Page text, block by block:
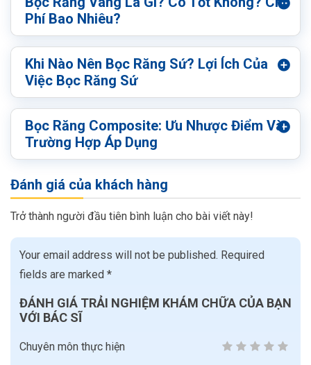
Phí Bao Nhiêu?
Khi Nào Nên Bọc Răng Sứ? Lợi Ích Của
Việc Bọc Răng Sứ
Bọc Răng Composite: Ưu Nhược Điểm Và
Trường Hợp Áp Dụng
Đánh giá của khách hàng
Trở thành người đầu tiên bình luận cho bài viết này!
Your email address will not be published. Required
fields are marked *
ĐÁNH GIÁ TRẢI NGHIỆM KHÁM CHỮA CỦA BẠN
VỚI BÁC SĨ
Chuyên môn thực hiện